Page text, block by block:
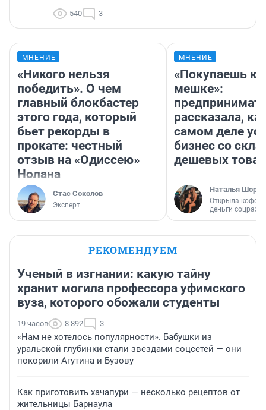
540 3
МНЕНИЕ
«Никого нельзя
победить». О чем
главный блокбастер
этого года, который
бьет рекорды в
прокате: честный
отзыв на «Одиссею»
Нолана
Стас Соколов
Эксперт
МНЕНИЕ
«Покупаешь
мешке»:
рассказала,
самом деле
бизнес со
дешевых
Наталья
Открыла
деньги
РЕКОМЕНДУЕМ
Ученый в изгнании: какую тайну
хранит могила профессора уфимского
вуза, которого обожали студенты
19 часов 8 892 3
«Нам не хотелось популярности». Бабушки из
уральской глубинки стали звездами соцсетей — они
покорили Агутина и Бузову
Как приготовить хачапури — несколько рецептов от
жительницы Барнаула